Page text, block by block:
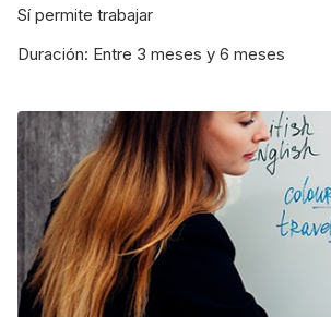
Sí permite trabajar
Duración: Entre 3 meses y 6 meses